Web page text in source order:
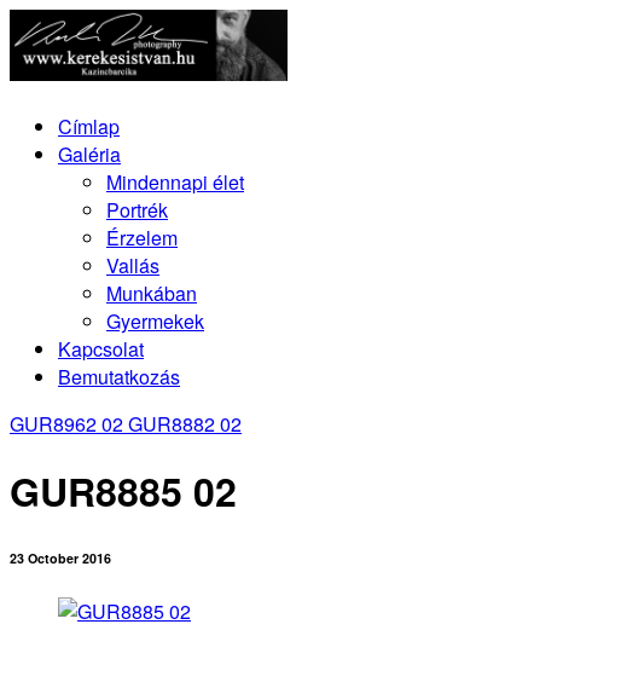
Címlap
Galéria
Mindennapi élet
Portrék
Érzelem
Vallás
Munkában
Gyermekek
Kapcsolat
Bemutatkozás
GUR8962 02GUR8882 02
GUR8885 02
23 October 2016